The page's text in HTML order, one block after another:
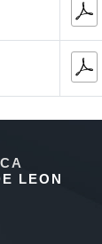
LEON